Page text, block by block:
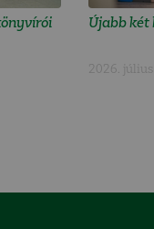
Újabb két
2026. július